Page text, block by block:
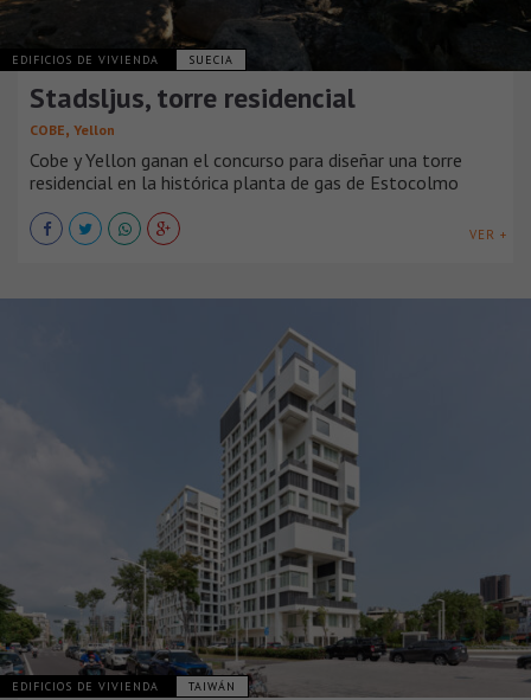
EDIFICIOS DE VIVIENDA SUECIA
Stadsljus, torre residencial
COBE, Yellon
Cobe y Yellon ganan el concurso para diseñar una torre
residencial en la histórica planta de gas de Estocolmo
VER +
EDIFICIOS DE VIVIENDA TAIWÁN